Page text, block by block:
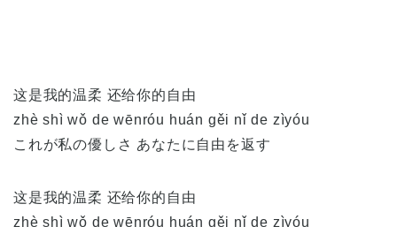
这是我的温柔 还给你的自由
zhèshìwǒ dewēnróu huán gěi nǐde zìyóu
これが私の優しさ あなたに自由を返す
这是我的温柔 还给你的自由
zhèshìwǒ dewēnróu huán gěi nǐde zìyóu